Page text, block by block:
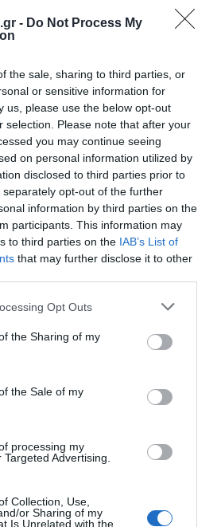
- Do Not Process My
the sale, sharing to third parties, or
or sensitive information for
us, please use the below opt-out
selection. Please note that after your
you may continue seeing
on personal information utilized by
disclosed to third parties prior to
opt-out of the further
information by third parties on the
participants. This information may
to third parties on the IAB’s List of
that may further disclose it to other
Opt Outs
the Sharing of my
the Sale of my
processing my
Advertising.
Collection, Use,
or Sharing of my
Is Unrelated with the
διεθνή πρακτορεία
επίκεντρο έρευνας για πιθανή απάτη
ευρωπαϊκών κονδυλίων στο
αναφέρει ότι η πρώην
διπλωματίας τέθηκε υπό
ότι η Ευρωπαϊκή Εισαγγελία
σε γραφεία της EEAS και του
«πολιτικό σεισμό» στις Βρυξέλλες
το ευρωπαϊκό ανώτατο επίπεδο
το ενδεχόμενο συστηματικής
χρηματοδοτήσεων
ότι η υπόθεση πλήττει την αξιοπιστία
λογοδοσία ευρωπαϊκών θεσμών